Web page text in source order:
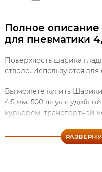
Полное описание
для пневматики
Поверхность шарика
стволе. Используются
Вы можете купить
4,5 мм, 500 штук с
курьером, транспортной
цену и заказать товар
написать письмо на e-mail.